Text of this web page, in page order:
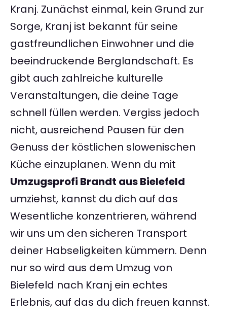
Kranj. Zunächst einmal, kein Grund zur
Sorge, Kranj ist bekannt für seine
gastfreundlichen Einwohner und die
beeindruckende Berglandschaft. Es
gibt auch zahlreiche kulturelle
Veranstaltungen, die deine Tage
schnell füllen werden. Vergiss jedoch
nicht, ausreichend Pausen für den
Genuss der köstlichen slowenischen
Küche einzuplanen. Wenn du mit
Umzugsprofi Brandt aus Bielefeld
umziehst, kannst du dich auf das
Wesentliche konzentrieren, während
wir uns um den sicheren Transport
deiner Habseligkeiten kümmern. Denn
nur so wird aus dem Umzug von
Bielefeld nach Kranj ein echtes
Erlebnis, auf das du dich freuen kannst.